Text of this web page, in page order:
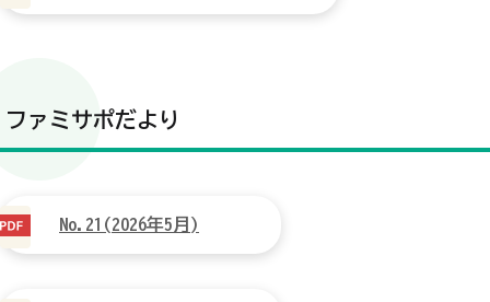
ファミサポだより
No.21(2026年5月)